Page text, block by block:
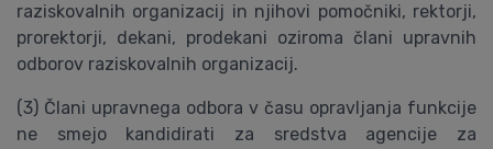
raziskovalnih organizacij in njihovi pomočniki, rektorji,
prorektorji, dekani, prodekani oziroma člani upravnih
odborov raziskovalnih organizacij.
(3) Člani upravnega odbora v času opravljanja funkcije
ne smejo kandidirati za sredstva agencije za